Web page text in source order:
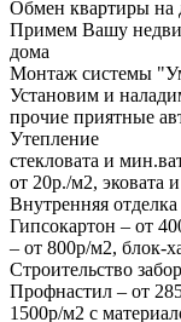
Обмен квартиры на
Примем Вашу
дома
Монтаж системы
Установим и
прочие приятные
Утепление
стекловата и
от 20р./м2, эковата
Внутренняя отделка
Гипсокартон – от
– от 800р/м2, блок-
Строительство
Профнастил – от
1500р/м2 с